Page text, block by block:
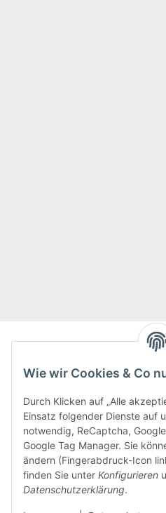
Rechner
Tipps & Tricks
Informationen
Wie wir Cookies & Co
Durch Klicken auf „Alle
Einsatz folgender Dienste auf
notwendig, ReCaptcha,
Google Tag Manager. Sie
ändern (Fingerabdruck-Icon
finden Sie unter Konfigurieren
Datenschutzerklärung.